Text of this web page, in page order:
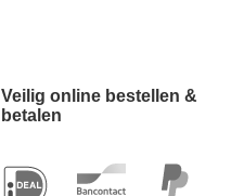
Veilig online bestellen &
betalen